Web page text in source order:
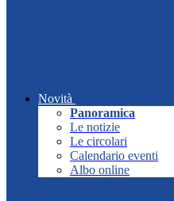
Novità
Panoramica
Le notizie
Le circolari
Calendario eventi
Albo online